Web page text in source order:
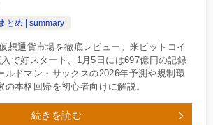
まとめ | summary
想通貨市場を徹底レビュー。米ビットコイ
で好スタート、1月5日には697億円の記録
ルドマン・サックスの2026年予測や規制環
本格回帰を初心者向けに解説。
続きを読む